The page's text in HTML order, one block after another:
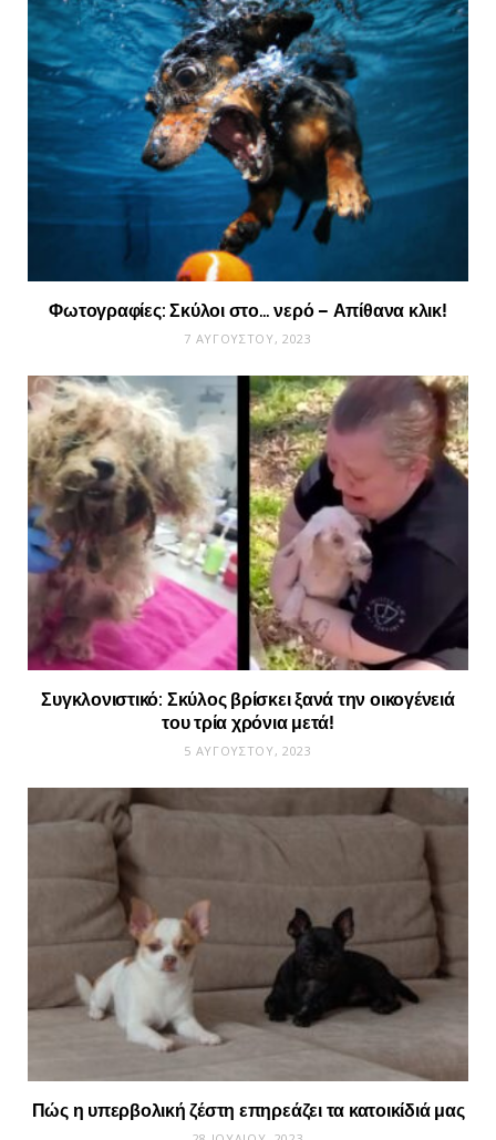
Φωτογραφίες: Σκύλοι στο… νερό – Απίθανα κλικ!
7 ΑΥΓΟΎΣΤΟΥ, 2023
Συγκλονιστικό: Σκύλος βρίσκει ξανά την οικογένειά
του τρία χρόνια μετά!
5 ΑΥΓΟΎΣΤΟΥ, 2023
Πώς η υπερβολική ζέστη επηρεάζει τα κατοικίδιά μας